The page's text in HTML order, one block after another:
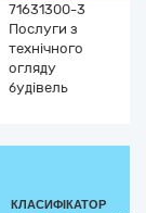
71631300-3
Послуги з
технічного
огляду
будівель
КЛАСИФІКАТОР